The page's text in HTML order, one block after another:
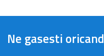
Ne gasesti oricand